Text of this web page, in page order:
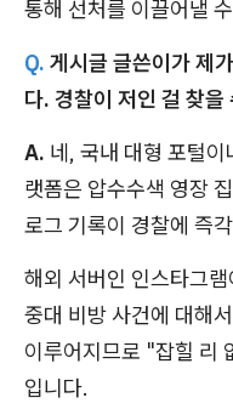
통해 선처를 이끌어낼
Q. 게시글 글쓴이가 제
다. 경찰이 저인 걸 찾을
A. 네, 국내 대형 포털
랫폼은 압수수색 영장
로그 기록이 경찰에 즉
해외 서버인 인스타그
중대 비방 사건에 대해
이루어지므로 "잡힐 리
입니다.